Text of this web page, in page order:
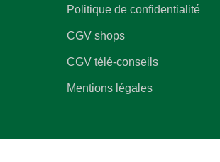
Politique de confidentialité
CGV shops
CGV télé-conseils
Mentions légales